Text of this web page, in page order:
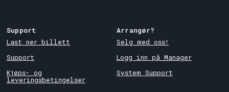
Support
Last ner billett
Support
Kjøps- og
leveringsbetingelser
Arrangør?
Selg med oss!
Logg inn på Manager
System Support